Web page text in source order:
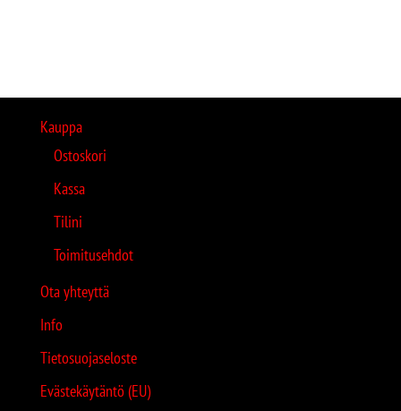
Kauppa
Ostoskori
Kassa
Tilini
Toimitusehdot
Ota yhteyttä
Info
Tietosuojaseloste
Evästekäytäntö (EU)